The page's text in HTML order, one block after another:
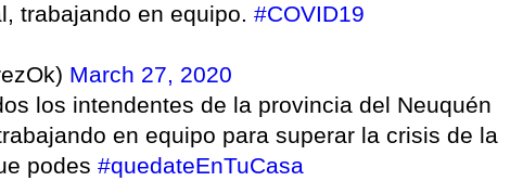
trabajando en equipo. #COVID19
March 27, 2020
los intendentes de la provincia del Neuquén
en equipo para superar la crisis de la
podes #quedateEnTuCasa